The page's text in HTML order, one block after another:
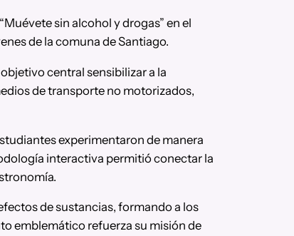
sin alcohol y drogas” en el
de la comuna de Santiago.
central sensibilizar a la
de transporte no motorizados,
experimentaron de manera
interactiva permitió conectar la
de sustancias, formando a los
emblemático refuerza su misión de